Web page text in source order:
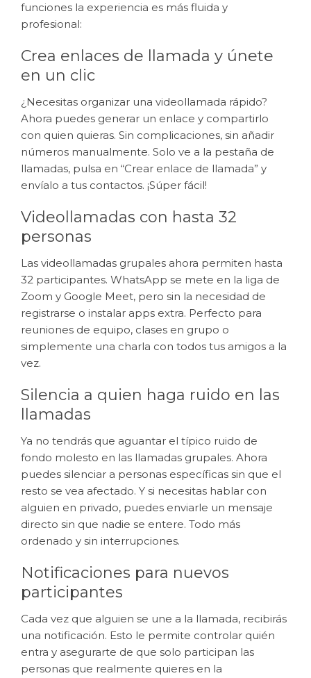
funciones la experiencia es más fluida y
profesional:
Crea enlaces de llamada y únete
en un clic
¿Necesitas organizar una videollamada rápido?
Ahora puedes generar un enlace y compartirlo
con quien quieras. Sin complicaciones, sin añadir
números manualmente. Solo ve a la pestaña de
llamadas, pulsa en “Crear enlace de llamada” y
envíalo a tus contactos. ¡Súper fácil!
Videollamadas con hasta 32
personas
Las videollamadas grupales ahora permiten hasta
32 participantes. WhatsApp se mete en la liga de
Zoom y Google Meet, pero sin la necesidad de
registrarse o instalar apps extra. Perfecto para
reuniones de equipo, clases en grupo o
simplemente una charla con todos tus amigos a la
vez.
Silencia a quien haga ruido en las
llamadas
Ya no tendrás que aguantar el típico ruido de
fondo molesto en las llamadas grupales. Ahora
puedes silenciar a personas específicas sin que el
resto se vea afectado. Y si necesitas hablar con
alguien en privado, puedes enviarle un mensaje
directo sin que nadie se entere. Todo más
ordenado y sin interrupciones.
Notificaciones para nuevos
participantes
Cada vez que alguien se une a la llamada, recibirás
una notificación. Esto le permite controlar quién
entra y asegurarte de que solo participan las
personas que realmente quieres en la